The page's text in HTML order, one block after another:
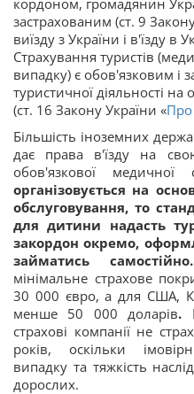
кордоном, громадянин
застрахованим (ст. 9
виїзду з України і в'їзду в
Страхування туристів
випадку) є обов'язковим і
туристичної діяльності на
(ст. 16 Закону України «Про
Більшість іноземних
дає права в'їзду на
обов'язкової медичної
організовується на
обслуговування, то
для дитини надасть
закордон окремо,
займатись
мінімальне страхове
30 000 євро, а для США,
менше 50 000 доларів.
страхові компанії не
років, оскільки
випадку та тяжкість
дорослих.